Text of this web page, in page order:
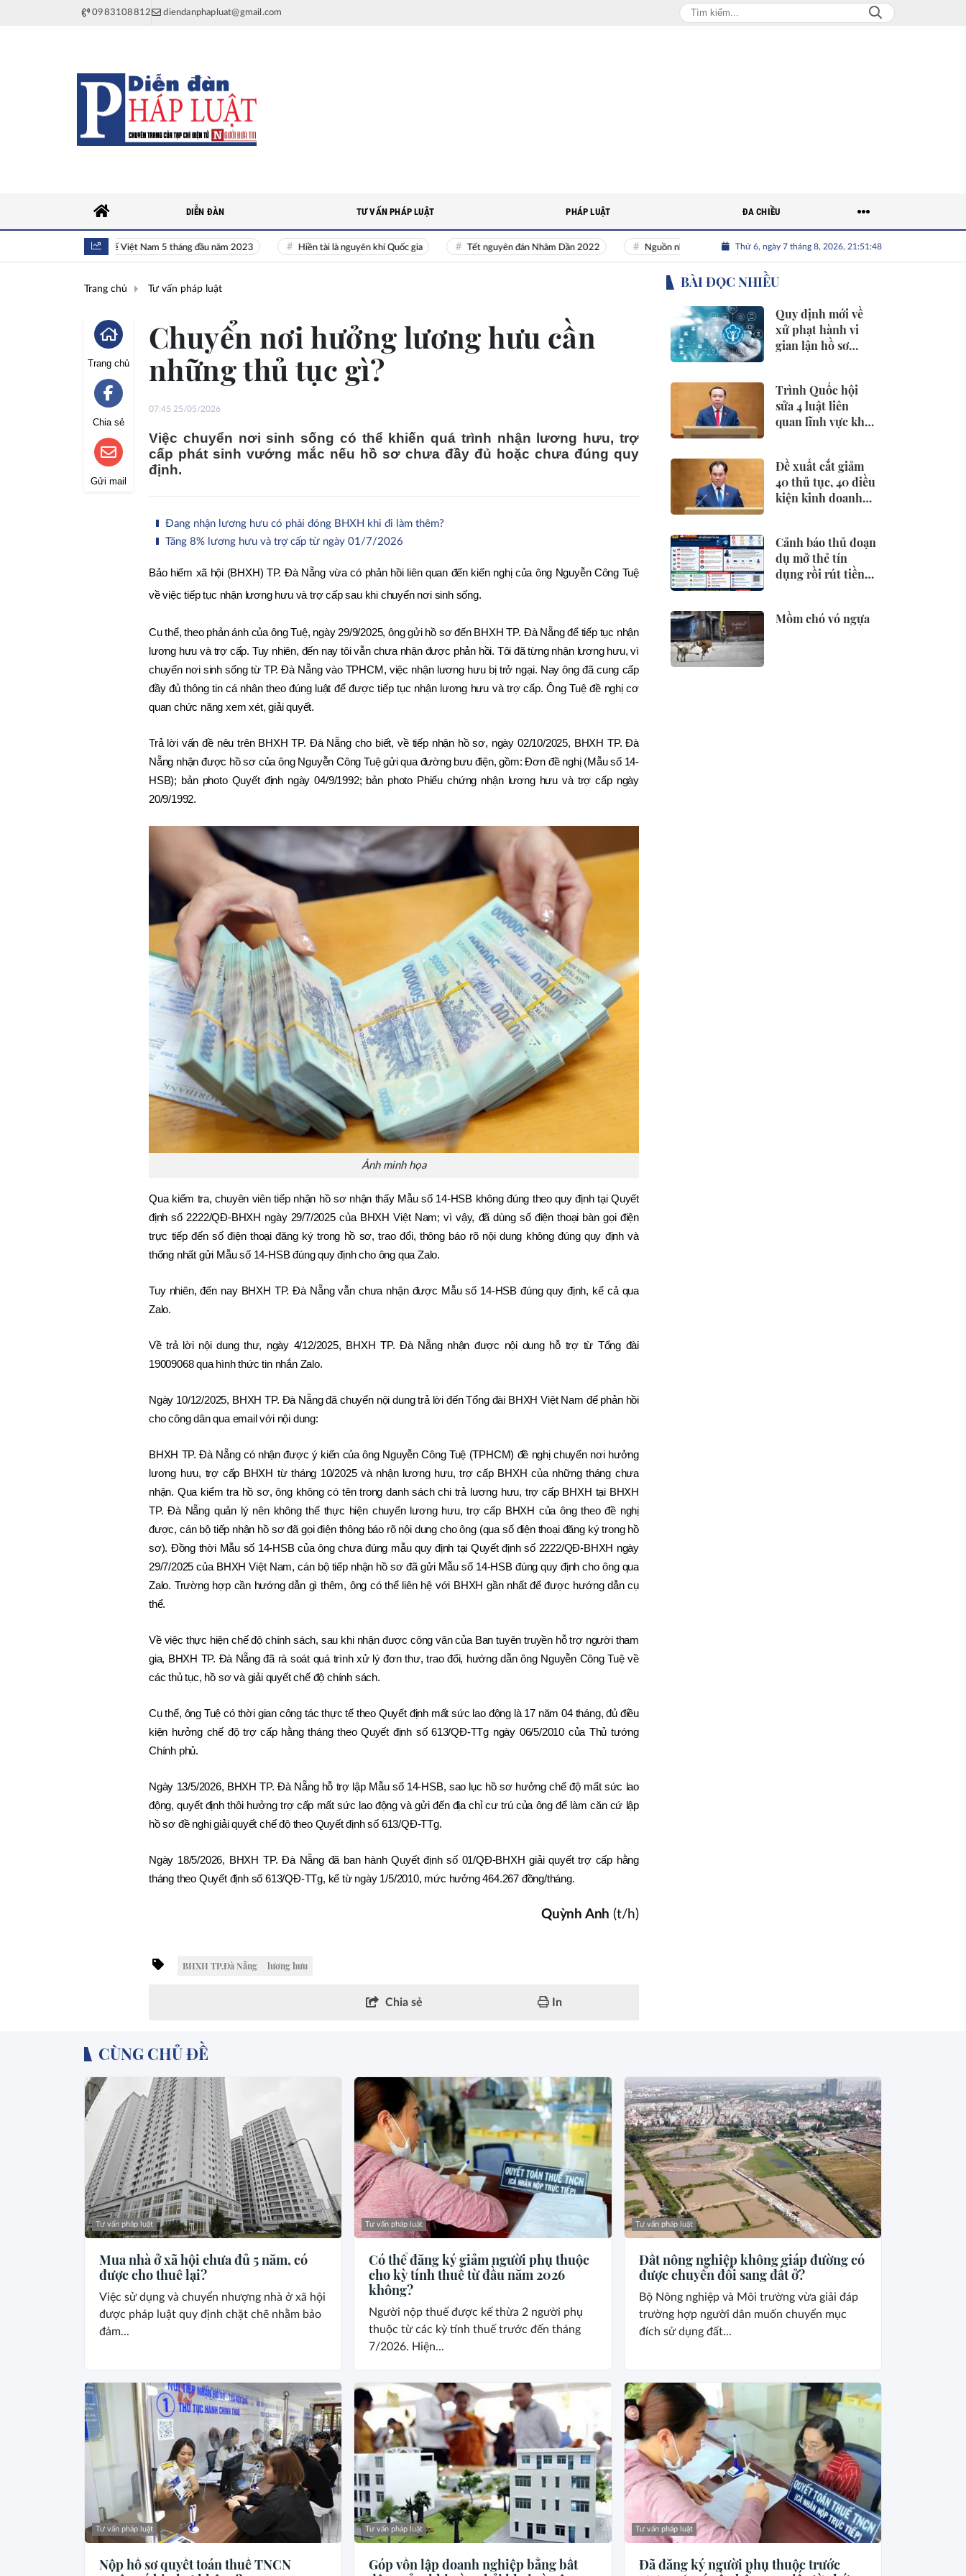
0983108812 diendanphapluat@gmail.com
Toàn cảnh kinh tế Việt Nam 5 tháng đầu năm 2023 Hiền tài là nguyên khí Quốc gia Tết nguyên đán Nhâm Dần 2022 Nguồn nhân lực Việt Nhân tài Việt Nam Giải bài toán nguồn nhân
Thứ 6, ngày 7 tháng 8, 2026, 21:51:49
DIỄN ĐÀN TƯ VẤN PHÁP LUẬT PHÁP LUẬT ĐA CHIỀU
Trang chủ Tư vấn pháp luật
Trang chủ
Chia sẻ
Gửi mail
Chuyển nơi hưởng lương hưu cần
những thủ tục gì?
07:45 25/05/2026
Việc chuyển nơi sinh sống có thể khiến quá trình nhận lương hưu, trợ
cấp phát sinh vướng mắc nếu hồ sơ chưa đầy đủ hoặc chưa đúng quy
định.
Đang nhận lương hưu có phải đóng BHXH khi đi làm thêm?
Tăng 8% lương hưu và trợ cấp từ ngày 01/7/2026
Bảo hiểm xã hội (BHXH) TP. Đà Nẵng vừa có phản hồi liên quan đến kiến nghị của ông Nguyễn Công Tuệ
về việc tiếp tục nhận lương hưu và trợ cấp sau khi chuyển nơi sinh sống.
Cụ thể, theo phản ánh của ông Tuệ, ngày 29/9/2025, ông gửi hồ sơ đến BHXH TP. Đà Nẵng để tiếp tục nhận
lương hưu và trợ cấp. Tuy nhiên, đến nay tôi vẫn chưa nhận được phản hồi. Tôi đã từng nhận lương hưu, vì
chuyển nơi sinh sống từ TP. Đà Nẵng vào TPHCM, việc nhận lương hưu bị trở ngại. Nay ông đã cung cấp
đầy đủ thông tin cá nhân theo đúng luật để được tiếp tục nhận lương hưu và trợ cấp. Ông Tuệ đề nghị cơ
quan chức năng xem xét, giải quyết.
Trả lời vấn đề nêu trên BHXH TP. Đà Nẵng cho biết, về tiếp nhận hồ sơ, ngày 02/10/2025, BHXH TP. Đà
Nẵng nhận được hồ sơ của ông Nguyễn Công Tuệ gửi qua đường bưu điện, gồm: Đơn đề nghị (Mẫu số 14-
HSB); bản photo Quyết định ngày 04/9/1992; bản photo Phiếu chứng nhận lương hưu và trợ cấp ngày
20/9/1992.
Ảnh minh họa
Qua kiểm tra, chuyên viên tiếp nhận hồ sơ nhận thấy Mẫu số 14-HSB không đúng theo quy định tại Quyết
định số 2222/QĐ-BHXH ngày 29/7/2025 của BHXH Việt Nam; vì vậy, đã dùng số điện thoại bàn gọi điện
trực tiếp đến số điện thoại đăng ký trong hồ sơ, trao đổi, thông báo rõ nội dung không đúng quy định và
thống nhất gửi Mẫu số 14-HSB đúng quy định cho ông qua Zalo.
Tuy nhiên, đến nay BHXH TP. Đà Nẵng vẫn chưa nhận được Mẫu số 14-HSB đúng quy định, kể cả qua
Zalo.
Về trả lời nội dung thư, ngày 4/12/2025, BHXH TP. Đà Nẵng nhận được nội dung hỗ trợ từ Tổng đài
19009068 qua hình thức tin nhắn Zalo.
Ngày 10/12/2025, BHXH TP. Đà Nẵng đã chuyển nội dung trả lời đến Tổng đài BHXH Việt Nam để phản hồi
cho công dân qua email với nội dung:
BHXH TP. Đà Nẵng có nhận được ý kiến của ông Nguyễn Công Tuệ (TPHCM) đề nghị chuyển nơi hưởng
lương hưu, trợ cấp BHXH từ tháng 10/2025 và nhận lương hưu, trợ cấp BHXH của những tháng chưa
nhận. Qua kiểm tra hồ sơ, ông không có tên trong danh sách chi trả lương hưu, trợ cấp BHXH tại BHXH
TP. Đà Nẵng quản lý nên không thể thực hiện chuyển lương hưu, trợ cấp BHXH của ông theo đề nghị
được, cán bộ tiếp nhận hồ sơ đã gọi điện thông báo rõ nội dung cho ông (qua số điện thoại đăng ký trong hồ
sơ). Đồng thời Mẫu số 14-HSB của ông chưa đúng mẫu quy định tại Quyết định số 2222/QĐ-BHXH ngày
29/7/2025 của BHXH Việt Nam, cán bộ tiếp nhận hồ sơ đã gửi Mẫu số 14-HSB đúng quy định cho ông qua
Zalo. Trường hợp cần hướng dẫn gì thêm, ông có thể liên hệ với BHXH gần nhất để được hướng dẫn cụ
thể.
Về việc thực hiện chế độ chính sách, sau khi nhận được công văn của Ban tuyên truyền hỗ trợ người tham
gia, BHXH TP. Đà Nẵng đã rà soát quá trình xử lý đơn thư, trao đổi, hướng dẫn ông Nguyễn Công Tuệ về
các thủ tục, hồ sơ và giải quyết chế độ chính sách.
Cụ thể, ông Tuệ có thời gian công tác thực tế theo Quyết định mất sức lao động là 17 năm 04 tháng, đủ điều
kiện hưởng chế độ trợ cấp hằng tháng theo Quyết định số 613/QĐ-TTg ngày 06/5/2010 của Thủ tướng
Chính phủ.
Ngày 13/5/2026, BHXH TP. Đà Nẵng hỗ trợ lập Mẫu số 14-HSB, sao lục hồ sơ hưởng chế độ mất sức lao
động, quyết định thôi hưởng trợ cấp mất sức lao động và gửi đến địa chỉ cư trú của ông để làm căn cứ lập
hồ sơ đề nghị giải quyết chế độ theo Quyết định số 613/QĐ-TTg.
Ngày 18/5/2026, BHXH TP. Đà Nẵng đã ban hành Quyết định số 01/QĐ-BHXH giải quyết trợ cấp hằng
tháng theo Quyết định số 613/QĐ-TTg, kể từ ngày 1/5/2010, mức hưởng 464.267 đồng/tháng.
Quỳnh Anh (t/h)
BHXH TP.Đà Nẵng lương hưu
Chia sẻ In
BÀI ĐỌC NHIỀU
Quy định mới về
xử phạt hành vi
gian lận hồ sơ
Trình Quốc hội
sửa 4 luật liên
quan lĩnh vực khoa
Đề xuất cắt giảm
40 thủ tục, 40 điều
kiện kinh doanh
trường
Cảnh báo thủ đoạn
dụ mở thẻ tín
dụng rồi rút tiền
Mồm chó vó ngựa
CÙNG CHỦ ĐỀ
Tư vấn pháp luật
Mua nhà ở xã hội chưa đủ 5 năm, có
được cho thuê lại?
Việc sử dụng và chuyển nhượng nhà ở xã hội
được pháp luật quy định chặt chẽ nhằm bảo
đảm...
Tư vấn pháp luật
Có thể đăng ký giảm người phụ thuộc
cho kỳ tính thuế từ đầu năm 2026
không?
Người nộp thuế được kế thừa 2 người phụ
thuộc từ các kỳ tính thuế trước đến tháng
7/2026. Hiện...
Tư vấn pháp luật
Đất nông nghiệp không giáp đường có
được chuyển đổi sang đất ở?
Bộ Nông nghiệp và Môi trường vừa giải đáp
trường hợp người dân muốn chuyển mục
đích sử dụng đất...
Tư vấn pháp luật
Nộp hồ sơ quyết toán thuế TNCN
Tư vấn pháp luật
Góp vốn lập doanh nghiệp bằng bất
Tư vấn pháp luật
Đã đăng ký người phụ thuộc trước